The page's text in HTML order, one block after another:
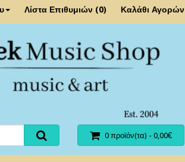
Λίστα Επιθυμιών (0) Καλάθι Αγορών
0 προϊόν(τα) - 0,00€